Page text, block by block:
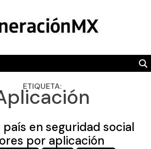
POLÍTICA
CAMALEÓN
OPINIÓN
ENGLISH SECTION
ETIQUETA:
país en seguridad social
por aplicación